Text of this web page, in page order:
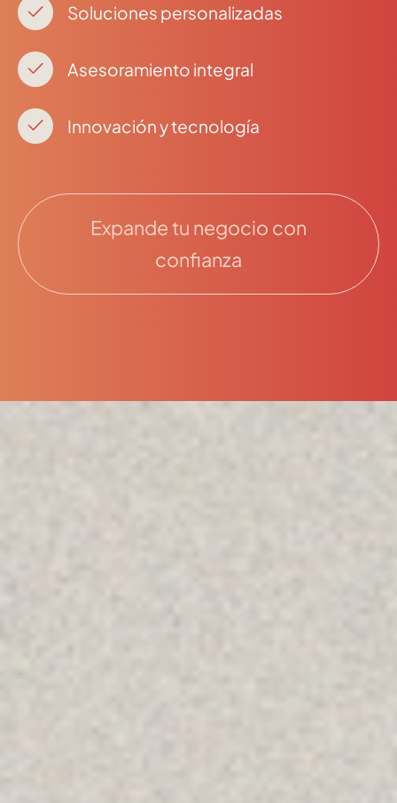
Soluciones personalizadas
Asesoramiento integral
Innovación y tecnología
Expande tu negocio con
confianza